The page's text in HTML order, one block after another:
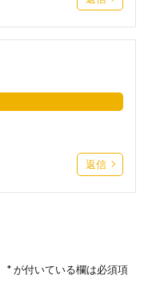
返信
*が付いている欄は必須項